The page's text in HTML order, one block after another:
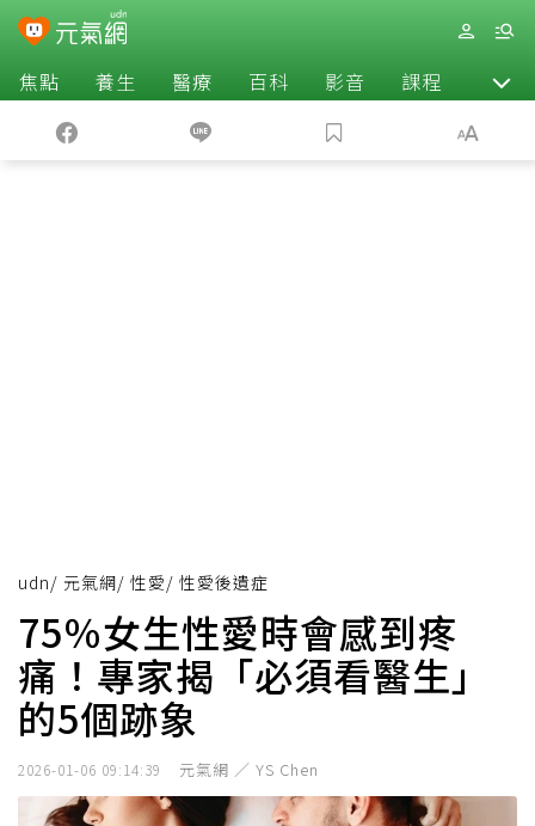
焦點 養生 醫療 百科 影音 課程 退休
udn/ 元氣網/ 性愛/ 性愛後遺症
75％女生性愛時會感到疼
痛！專家揭「必須看醫生」
的5個跡象
2026-01-06 09:14:39 元氣網 ／ YS Chen